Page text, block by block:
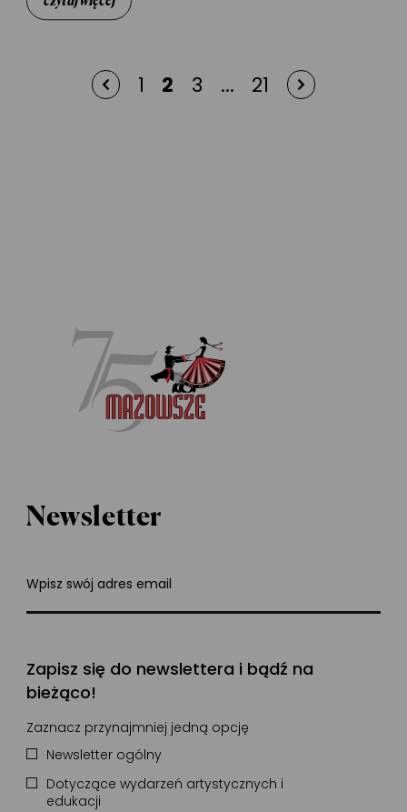
1 2 3 ... 21
Stopka
serwisu
Newsletter
Wpisz swój adres email
Zapisz się do newslettera i bądź na
bieżąco!
Zaznacz przynajmniej jedną opcję
Newsletter ogólny
Dotyczące wydarzeń artystycznych i
edukacji